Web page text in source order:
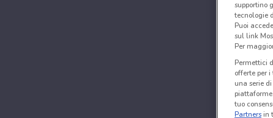
supportino
tecnologie
Puoi
sul link
Per
Permettici
offerte per
una serie
tuo
Partnersin